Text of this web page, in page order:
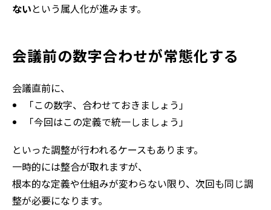
ないという属人化が進みます。
会議前の数字合わせが常態化する
会議直前に、
「この数字、合わせておきましょう」
「今回はこの定義で統一しましょう」
といった調整が行われるケースもあります。
一時的には整合が取れますが、
根本的な定義や仕組みが変わらない限り、次回も同じ調
整が必要になります。